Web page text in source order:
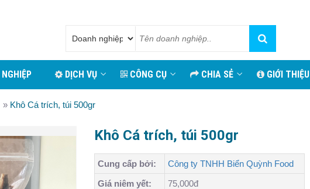
DỊCH VỤ CÔNG CỤ CHIA SẺ GIỚI THIỆU
» Khô Cá trích, túi 500gr
Khô Cá trích, túi 500gr
Cung cấp bởi:
Công ty TNHH Biển Quỳnh Food
Giá niêm yết:
75,000đ